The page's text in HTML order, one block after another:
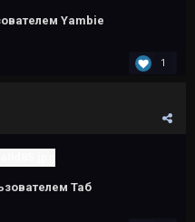
Yambie
1
Таб